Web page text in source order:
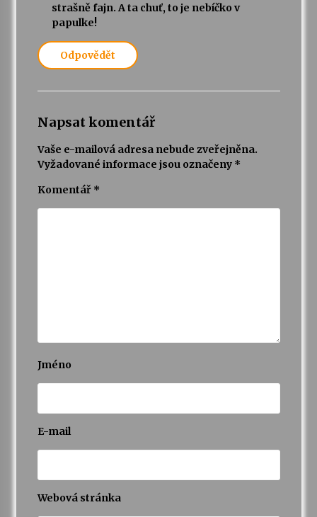
strašně fajn. A ta chuť, to je nebíčko v
papulke!
Odpovědět
Napsat komentář
Vaše e-mailová adresa nebude zveřejněna.
Vyžadované informace jsou označeny *
Komentář *
Jméno
E-mail
Webová stránka